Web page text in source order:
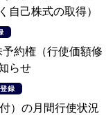
自己株式の取得）
約権（行使価額修
らせ
録
）の月間行使状況